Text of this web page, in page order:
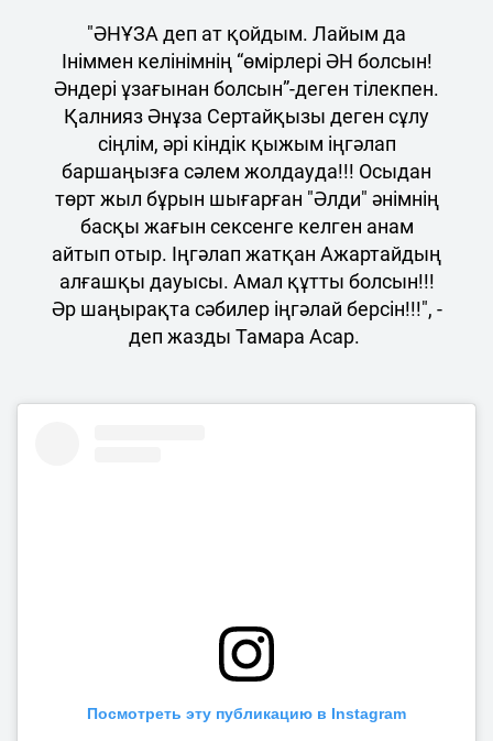
"ӘНҰЗА деп ат қойдым. Лайым да
Ініммен келінімнің “өмірлері ӘН болсын!
Әндері ұзағынан болсын”-деген тілекпен.
Қалнияз Әнұза Сертайқызы деген сұлу
сіңлім, әрі кіндік қыжым іңгәлап
баршаңызға сәлем жолдауда!!! Осыдан
төрт жыл бұрын шығарған "Әлди" әнімнің
басқы жағын сексенге келген анам
айтып отыр. Іңгәлап жатқан Ажартайдың
алғашқы дауысы. Амал құтты болсын!!!
Әр шаңырақта сәбилер іңгәлай берсін!!!", -
деп жазды Тамара Асар.
Посмотреть эту публикацию в Instagram